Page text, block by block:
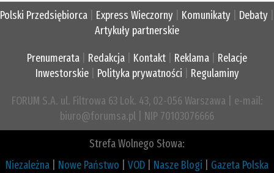
Polski Przedsiębiorca Express Wieczorny Komunikaty Debaty
Artykuły partnerskie
Prenumerata Redakcja Kontakt Reklama
Relacje
Inwestorskie| Polityka prywatności Regulaminy
FORUM S.A. ul. Filtrowa 63 Lok. 43, 02-056 Warszawa | e-mail:
biuro@forumsa.pl | NIP 70103076666
Strefa Wolnego Słowa:
Niezależna
Nowe Państwo VOD Nasze Blogi Gazeta Polska